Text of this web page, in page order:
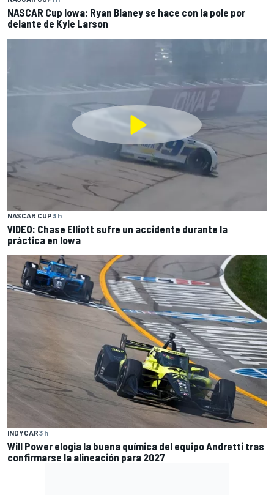
NASCAR Cup Iowa: Ryan Blaney se hace con la pole por
delante de Kyle Larson
NASCAR CUP3 h
VIDEO: Chase Elliott sufre un accidente durante la
práctica en Iowa
INDYCAR3 h
Will Power elogia la buena química del equipo Andretti tras
confirmarse la alineación para 2027